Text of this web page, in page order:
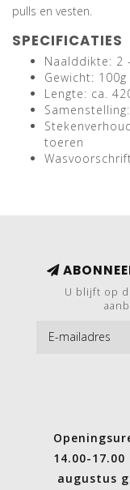
pulls en vesten.
SPECIFICATIES
Naalddikte: 2
Gewicht: 100g
Lengte: ca.
toeren
U blijft op
14.00-
augustus